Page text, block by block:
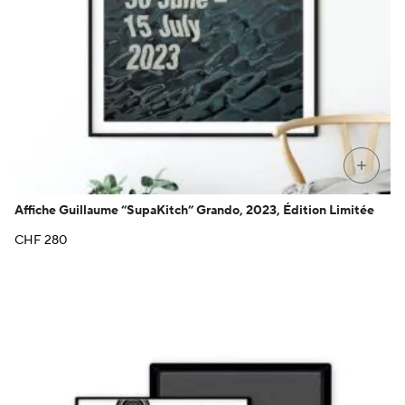
+
Affiche Guillaume “SupaKitch” Grando, 2023, Édition Limitée
CHF280